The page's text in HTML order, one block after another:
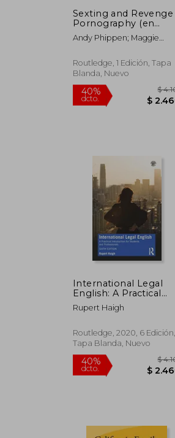
Sexting and Revenge
Pornography (en
Inglés)
Andy Phippen; Maggie
Routledge, 1 Edición, Tapa
Blanda, Nuevo
40%
dcto.
International Legal
English: A Practical
Introduction for
Students and
Inglés)
Rupert Haigh
Routledge, 2020, 6 Edición,
Tapa Blanda, Nuevo